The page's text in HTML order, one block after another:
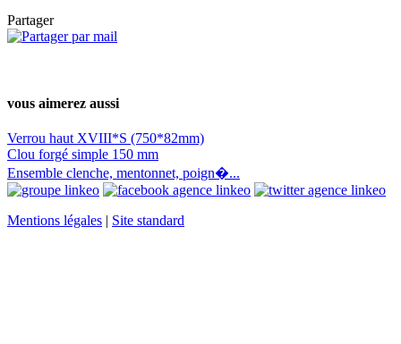
Partager
vous aimerez aussi
Verrou haut XVIII*S (750*82mm)
Clou forgé simple 150 mm
Ensemble clenche, mentonnet, poign�...
Mentions légales | Site standard